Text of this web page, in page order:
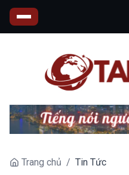
Trang chủ / Tin Tức